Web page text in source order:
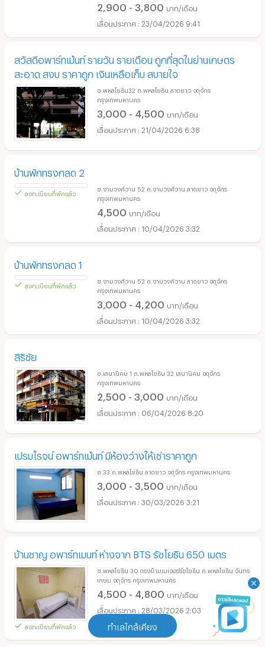
ทำเลใกล้เคียง
2,900 - 3,800 บาท/เดือน
23/04/2026 9:41
สวัสดีอพาร์ทเม้นท์ รายวัน รายเดือน ถูกที่สุดในย่านเกษตร
สะอาด สงบ ราคาถูก เงินเหลือเก็บ สบายใจ
ซ.พหลโยธิน32 ถ.พหลโยธิน ลาดยาว จตุจักร
3,000 - 4,500
21/04/2026 6:38
บ้านพักทรงกลด 2
ลงทะเบียนที่พักแล้ว
ซ.งามวงศ์วาน 52 ถ.งามวงศ์วาน ลาดยาว จตุจักร
4,500 บาท/เดือน
ลงทะเบียนที่พักแล้ว
ซ.งามวงศ์วาน 52 ถ.งามวงศ์วาน ลาดยาว จตุจักร
สิริชัย
2,500 - 3,000
เปรมโรจน์ อพาร์ทเม้นท์ มีห้องว่างให้เช่าราคาถูก
30/03/2026 3:21
บ้านชาญ อพาร์ทเมนท์ ห่างจาก BTS รัชโยธิน 650 เมตร
ซ.พหลโยธิน 30 ตรงข้ามเมเจอร์รัชโยธิน ถ.พหลโยธิน จันทร
เกษม จตุจักร กรุงเทพมหานคร